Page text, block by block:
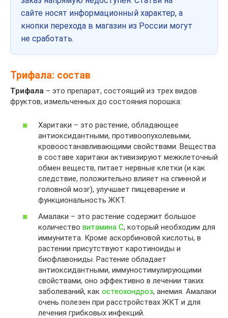
сайте носят информационный характер, а
кнопки перехода в магазин из России могут
не сработать.
Трифала: состав
Трифала – это препарат, состоящий из трех видов
фруктов, измельченных до состояния порошка:
Харитаки – это растение, обладающее
антиоксидантными, противоопухолевыми,
кровоостанавливающими свойствами. Вещества
в составе харитаки активизируют межклеточный
обмен веществ, питает нервные клетки (и как
следствие, положительно влияет на спинной и
головной мозг), улучшает пищеварение и
функциональность ЖКТ.
Амалаки – это растение содержит большое
количество витамина C, который необходим для
иммунитета. Кроме аскорбиновой кислоты, в
растении присутствуют каротиноиды и
биофлавониды. Растение обладает
антиоксидантными, иммуностимулирующими
свойствами, оно эффективно в лечении таких
заболеваний, как остеохондроз, анемия. Амалаки
очень полезен при расстройствах ЖКТ и для
лечения грибковых инфекций.